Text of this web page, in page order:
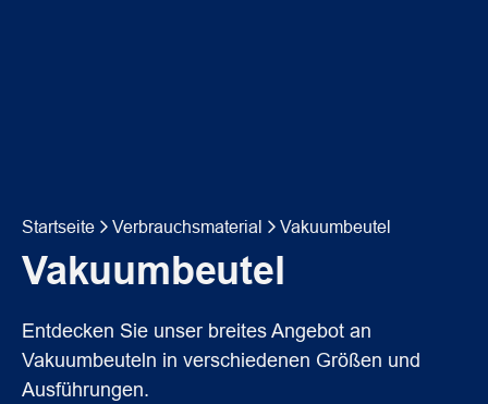
Startseite Verbrauchsmaterial Vakuumbeutel
Vakuumbeutel
Entdecken Sie unser breites Angebot an
Vakuumbeuteln in verschiedenen Größen und
Ausführungen.